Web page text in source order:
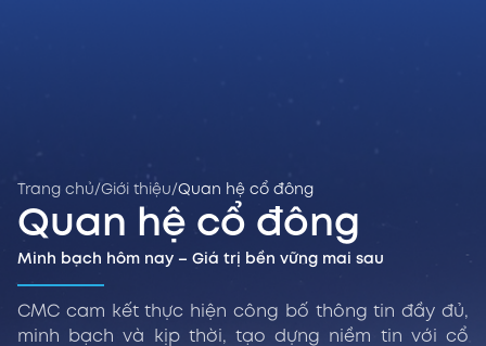
Trang chủ/Giới thiệu/Quan hệ cổ đông
Quan hệ cổ đông
Minh bạch hôm nay – Giá trị bền vững mai sau
CMC cam kết thực hiện công bố thông tin đầy đủ,
minh bạch và kịp thời, tạo dựng niềm tin với cổ